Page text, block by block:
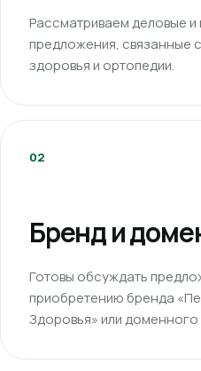
Рассматриваем деловые и
предложения, связанные
здоровья и ортопедии.
02
Бренд и
Готовы обсуждать
приобретению бренда
Здоровья» или доменного